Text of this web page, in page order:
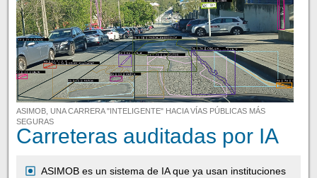
ASIMOB, UNA CARRERA "INTELIGENTE" HACIA VÍAS PÚBLICAS MÁS
SEGURAS
Carreteras auditadas por IA
ASIMOB es un sistema de IA que ya usan instituciones